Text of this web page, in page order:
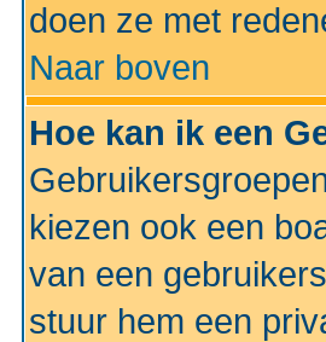
doen ze met
Naar boven
Hoe kan ik een
kiezen ook een
van een
stuur hem een